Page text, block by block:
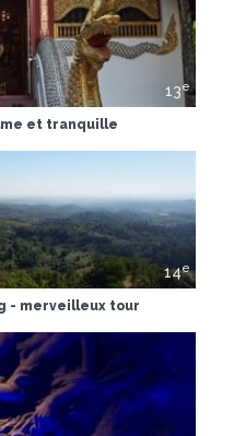
13e
et tranquille
14e
- merveilleux tour